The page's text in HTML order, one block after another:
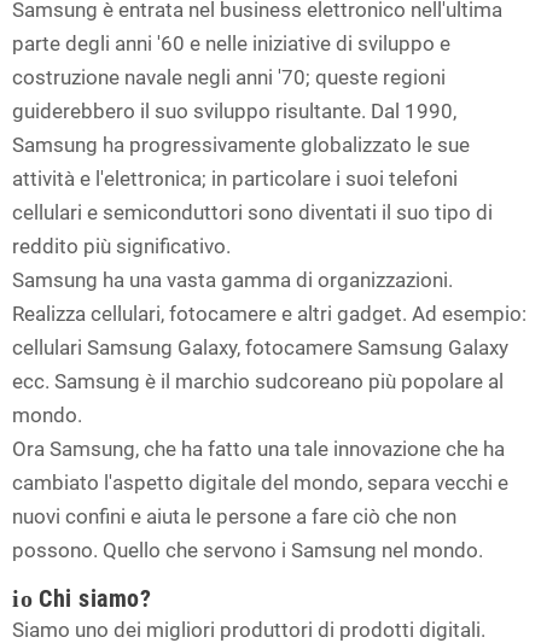
Samsung è entrata nel business elettronico nell'ultima
parte degli anni '60 e nelle iniziative di sviluppo e
costruzione navale negli anni '70; queste regioni
guiderebbero il suo sviluppo risultante. Dal 1990,
Samsung ha progressivamente globalizzato le sue
attività e l'elettronica; in particolare i suoi telefoni
cellulari e semiconduttori sono diventati il suo tipo di
reddito più significativo.
Samsung ha una vasta gamma di organizzazioni.
Realizza cellulari, fotocamere e altri gadget. Ad esempio:
cellulari Samsung Galaxy, fotocamere Samsung Galaxy
ecc. Samsung è il marchio sudcoreano più popolare al
mondo.
Ora Samsung, che ha fatto una tale innovazione che ha
cambiato l'aspetto digitale del mondo, separa vecchi e
nuovi confini e aiuta le persone a fare ciò che non
possono. Quello che servono i Samsung nel mondo.
io Chi siamo?
Siamo uno dei migliori produttori di prodotti digitali.